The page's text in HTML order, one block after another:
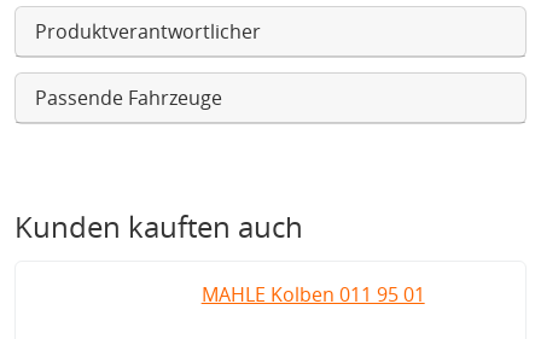
Produktverantwortlicher
Passende Fahrzeuge
Kunden kauften auch
MAHLE Kolben 011 95 01